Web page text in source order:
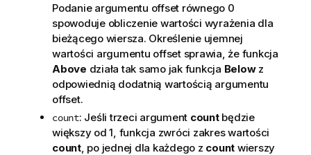
Podanie argumentu offset równego 0
spowoduje obliczenie wartości wyrażenia dla
bieżącego wiersza. Określenie ujemnej
wartości argumentu offset sprawia, że funkcja
Above działa tak samo jak funkcja Belowz
odpowiednią dodatnią wartością argumentu
offset.
count: Jeśli trzeci argument countbędzie
większy od 1, funkcja zwróci zakres wartości
count, po jednej dla każdego z count wierszy